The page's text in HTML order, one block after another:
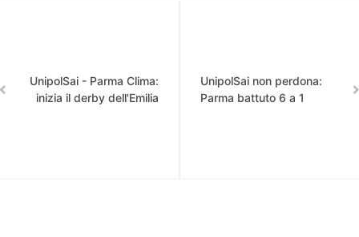
UnipolSai - Parma Clima:
inizia il derby dell'Emilia
UnipolSai non perdona:
Parma battuto 6 a 1